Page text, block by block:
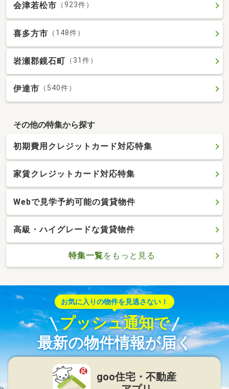
会津若松市 （923件）
喜多方市 （148件）
岩瀬郡鏡石町 （31件）
伊達市 （540件）
その他の特集から探す
初期費用クレジットカード対応特集
家賃クレジットカード対応特集
Webで見学予約可能の賃貸物件
高級・ハイグレードな賃貸物件
特集一覧をもっと見る
お気に入りの物件を見逃さない！
プッシュ通知で
最新の物件情報が届く
goo住宅・不動産